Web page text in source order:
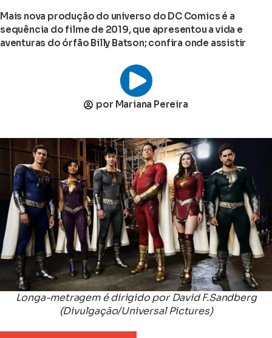
Mais nova produção do universo do DC Comics é a
sequência do filme de 2019, que apresentou a vida e
aventuras do órfão Billy Batson; confira onde assistir
por Mariana Pereira
Longa-metragem é dirigido por David F.Sandberg
(Divulgação/Universal Pictures)